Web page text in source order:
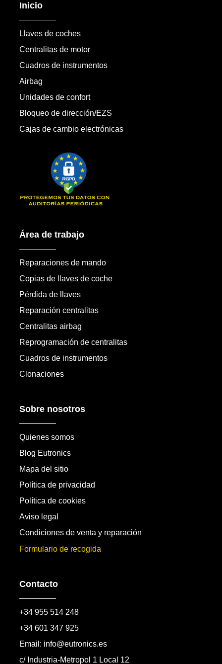
Inicio
Llaves de coches
Centralitas de motor
Cuadros de instrumentos
Airbag
Unidades de confort
Bloqueo de dirección/EZS
Cajas de cambio electrónicas
Área de trabajo
Reparaciones de mando
Copias de llaves de coche
Pérdida de llaves
Reparación centralitas
Centralitas airbag
Reprogramación de centralitas
Cuadros de instrumentos
Clonaciones
Sobre nosotros
Quienes somos
Blog Eutronics
Mapa del sitio
Política de privacidad
Política de cookies
Aviso legal
Condiciones de venta y reparación
Formulario de recogida
Contacto
+34 955 514 248
+34 601 347 925
Email: info@eutronics.es
c/ Industria-Metropol 1 Local 12